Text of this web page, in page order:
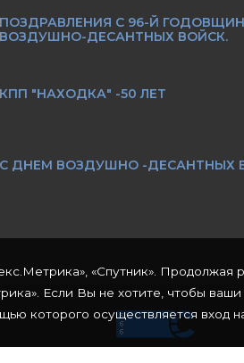
ПОЗДРАВЛЕНИЯ С 96-Й
ВОЗДУШНО-ДЕСАНТНЫХ ВОЙСК.
КПП "НАХОДКА" -50 ЛЕТ
С ДНЕМ ВОЗДУШНО -ДЕСАНТНЫХ
«Спутник».
Если Вы не хотите, чтобы
которого осуществляется вход